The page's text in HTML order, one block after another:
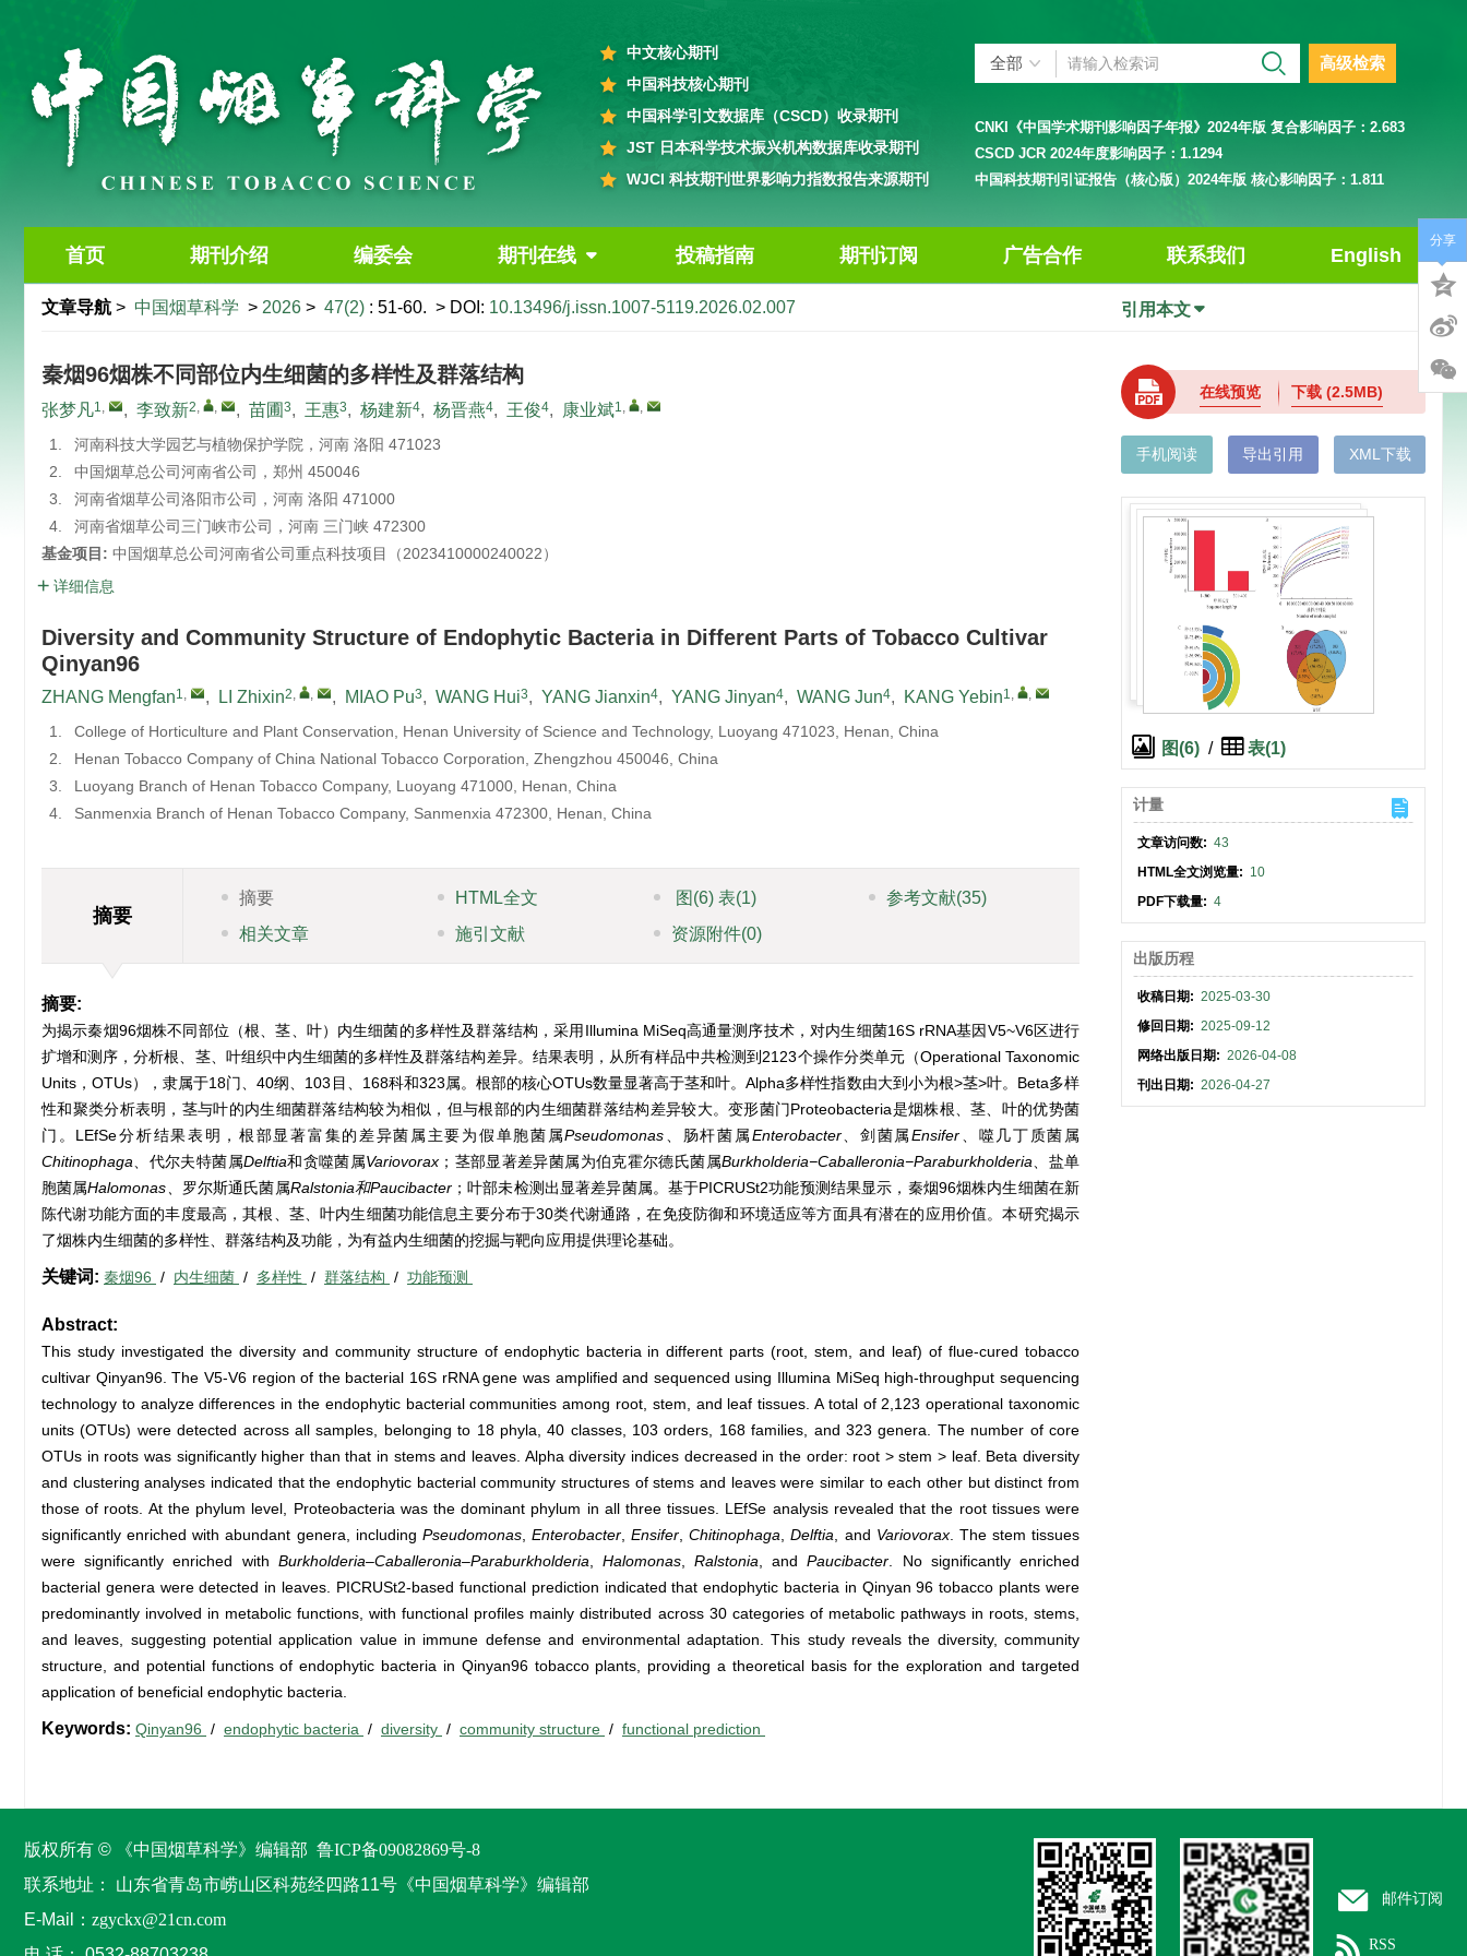
中文核心期刊
中国科技核心期刊
中国科学引文数据库（CSCD）收录期刊
JST 日本科学技术振兴机构数据库收录期刊
WJCI 科技期刊世界影响力指数报告来源期刊
高级检索
CNKI《中国学术期刊影响因子年报》2024年版 复合影响因子： 2.683
CSCD JCR 2024年度影响因子： 1.1294
中国科技期刊引证报告（核心版）2024年版 核心影响因子： 1.811
首页 期刊介绍 编委会 期刊在线 投稿指南 期刊订阅 广告合作 联系我们 English
文章导航 > 中国烟草科学 > 2026 > 47(2) : 51-60. > DOI: 10.13496/j.issn.1007-5119.2026.02.007 引用本文
秦烟96烟株不同部位内生细菌的多样性及群落结构
张梦凡1, , 李致新2, , , 苗圃 3, 王惠3, 杨建新4, 杨晋燕4, 王俊4, 康业斌1, ,
1.
河南科技大学园艺与植物保护学院，河南 洛阳 471023
2.
中国烟草总公司河南省公司，郑州 450046
3.
河南省烟草公司洛阳市公司，河南 洛阳 471000
4.
河南省烟草公司三门峡市公司，河南 三门峡 472300
基金项目: 中国烟草总公司河南省公司重点科技项目（2023410000240022）
详细信息
Diversity and Community Structure of Endophytic Bacteria in Different Parts of Tobacco Cultivar
Qinyan96
ZHANG Mengfan1, , LI Zhixin2, , , MIAO Pu3, WANG Hui3, YANG Jianxin4, YANG Jinyan4, WANG Jun4, KANG Yebin1, ,
1.
College of Horticulture and Plant Conservation, Henan University of Science and Technology, Luoyang 471023, Henan, China
2.
Henan Tobacco Company of China National Tobacco Corporation, Zhengzhou 450046, China
3.
Luoyang Branch of Henan Tobacco Company, Luoyang 471000, Henan, China
4.
Sanmenxia Branch of Henan Tobacco Company, Sanmenxia 472300, Henan, China
摘要
摘要 HTML全文 图 (6)表(1) 参考文献(35)
相关文章
施引文献 资源附件(0)
摘要:
为揭示秦烟96烟株不同部位（根、茎、叶）内生细菌的多样性及群落结构，采用Illumina MiSeq高通量测序技术，对内生细菌16S rRNA基因V5~V6区进行
扩增和测序，分析根、茎、叶组织中内生细菌的多样性及群落结构差异。结果表明，从所有样品中共检测到 2123个操作分类单元（Operational Taxonomic
Units，OTUs），隶属于18门、40纲、103目、168科和323属。根部的核心OTUs数量显著高于茎和叶。Alpha多样性指数由大到小为根>茎>叶。Beta多样
性和聚类分析表明，茎与叶的内生细菌群落结构较为相似，但与根部的内生细菌群落结构差异较大。变形菌门Proteobacteria是烟株根、茎、叶的优势菌
门。LEfSe分析结果表明，根部显著富集的差异菌属主要为假单胞菌属Pseudomonas 、肠杆菌属Enterobacter、剑菌属Ensifer 、噬几丁质菌属
Chitinophaga 、代尔夫特菌属Delftia和贪噬菌属Variovorax ；茎部显著差异菌属为伯克霍尔德氏菌属Burkholderia−Caballeronia−Paraburkholderia 、盐单
胞菌属Halomonas、 罗尔斯通氏菌属Ralstonia和Paucibacter；叶部未检测出显著差异菌属。基于PICRUSt2功能预测结果显示，秦烟96烟株内生细菌在新
陈代谢功能方面的丰度最高，其根、茎、叶内生细菌功能信息主要分布于30类代谢通路，在免疫防御和环境适应等方面具有潜在的应用价值。本研究揭示
了烟株内生细菌的多样性、群落结构及功能，为有益内生细菌的挖掘与靶向应用提供理论基础。
关键词: 秦烟96 / 内生细菌 / 多样性 / 群落结构 / 功能预测
Abstract:
This study investigated the diversity and community structure of endophytic bacteria in different parts (root, stem, and leaf) of flue-cured tobacco
cultivar Qinyan96. The V5-V6 region of the bacterial 16S rRNA gene was amplified and sequenced using Illumina MiSeq high-throughput sequencing
technology to analyze differences in the endophytic bacterial communities among root, stem, and leaf tissues. A total of 2,123 operational taxonomic
units (OTUs) were detected across all samples, belonging to 18 phyla, 40 classes, 103 orders, 168 families, and 323 genera. The number of core
OTUs in roots was significantly higher than that in stems and leaves. Alpha diversity indices decreased in the order: root > stem > leaf. Beta diversity
and clustering analyses indicated that the endophytic bacterial community structures of stems and leaves were similar to each other but distinct from
those of roots. At the phylum level, Proteobacteria was the dominant phylum in all three tissues. LEfSe analysis revealed that the root tissues were
significantly enriched with abundant genera, including Pseudomonas, Enterobacter,Ensifer ,Chitinophaga ,Delftia , and Variovorax. The stem tissues
were significantly enriched with Burkholderia–Caballeronia–Paraburkholderia Halomonas,Ralstonia , andPaucibacter . No significantly enriched
bacterial genera were detected in leaves. PICRUSt2-based functional prediction indicated that endophytic bacteria in Qinyan 96 tobacco plants were
predominantly involved in metabolic functions, with functional profiles mainly distributed across 30 categories of metabolic pathways in roots, stems,
and leaves, suggesting potential application value in immune defense and environmental adaptation. This study reveals the diversity, community
structure, and potential functions of endophytic bacteria in Qinyan96 tobacco plants, providing a theoretical basis for the exploration and targeted
application of beneficial endophytic bacteria.
Keywords: Qinyan96 / endophytic bacteria / diversity / community structure / functional prediction
在线预览 下载(2.5MB)
手机阅读 导出引用 XML下载
图(6) / 表(1)
计量
文章访问数: 43
HTML全文浏览量: 10
PDF下载量: 4
出版历程
收稿日期: 2025-03-30
修回日期: 2025-09-12
网络出版日期: 2026-04-08
刊出日期: 2026-04-27
分享
版权所有 © 《中国烟草科学》编辑部 鲁ICP备09082869号-8
联系地址：
山东省青岛市崂山区科苑经四路11号《中国烟草科学》编辑部
E-Mail： zgyckx@21cn.com
邮件订阅
RSS